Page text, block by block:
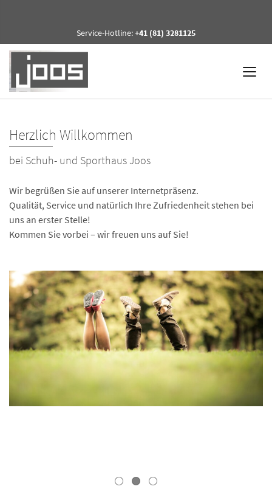
Service-Hotline:+41 (81) 3281125
Herzlich Willkommen
bei Schuh- und Sporthaus Joos
Wir begrüßen Sie auf unserer Internetpräsenz.
Qualität, Service und natürlich Ihre Zufriedenheit stehen bei
uns an erster Stelle!
Kommen Sie vorbei – wir freuen uns auf Sie!